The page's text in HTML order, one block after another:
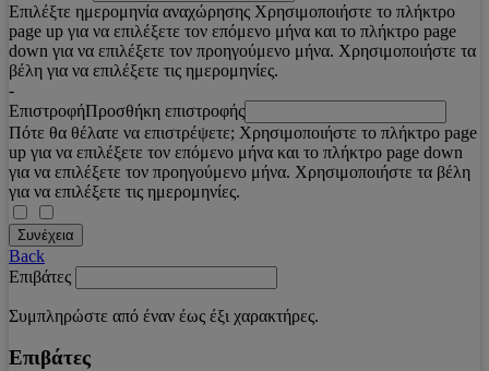
Επιλέξτε ημερομηνία αναχώρησης Χρησιμοποιήστε το πλήκτρο
page up για να επιλέξετε τον επόμενο μήνα και το πλήκτρο page
down για να επιλέξετε τον προηγούμενο μήνα. Χρησιμοποιήστε τα
βέλη για να επιλέξετε τις ημερομηνίες.
-
ΕπιστροφήΠροσθήκη επιστροφής
Πότε θα θέλατε να επιστρέψετε; Χρησιμοποιήστε το πλήκτρο page
up για να επιλέξετε τον επόμενο μήνα και το πλήκτρο page down
για να επιλέξετε τον προηγούμενο μήνα. Χρησιμοποιήστε τα βέλη
για να επιλέξετε τις ημερομηνίες.
Συνέχεια
Back
Επιβάτες
Συμπληρώστε από έναν έως έξι χαρακτήρες.
Επιβάτες